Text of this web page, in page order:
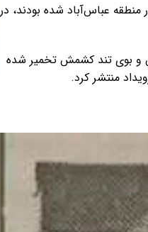
در منطقه عباس‌آباد شده بودند، در
و بوی تند کشمش تخمیر شده